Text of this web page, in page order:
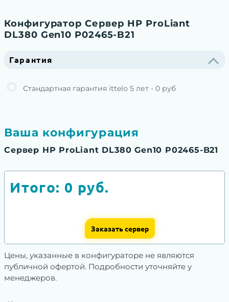
Конфигуратор Сервер HP ProLiant
DL380 Gen10 P02465-B21
Гарантия
Стандартная гарантия ittelo 5 лет - 0 руб
Ваша конфигурация
Сервер HP ProLiant DL380 Gen10 P02465-B21
Итого: 0 руб.
Заказать сервер
Цены, указанные в конфигураторе не являются
публичной офертой. Подробности уточняйте у
менеджеров.